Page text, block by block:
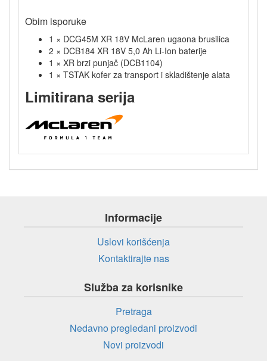
Obim isporuke
1 × DCG45M XR 18V McLaren ugaona brusilica
2 × DCB184 XR 18V 5,0 Ah Li-Ion baterije
1 × XR brzi punjač (DCB1104)
1 × TSTAK kofer za transport i skladištenje alata
Limitirana serija
Informacije
Uslovi korišćenja
Kontaktirajte nas
Služba za korisnike
Pretraga
Nedavno pregledani proizvodi
Novi proizvodi